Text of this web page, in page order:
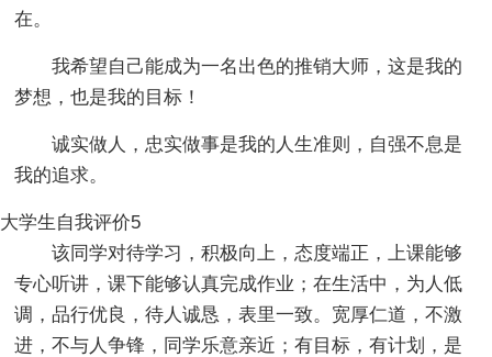
在。
我希望自己能成为一名出色的推销大师，这是我的
梦想，也是我的目标！
诚实做人，忠实做事是我的人生准则，自强不息是
我的追求。
大学生自我评价5
该同学对待学习，积极向上，态度端正，上课能够
专心听讲，课下能够认真完成作业；在生活中，为人低
调，品行优良，待人诚恳，表里一致。宽厚仁道，不激
进，不与人争锋，同学乐意亲近；有目标，有计划，是